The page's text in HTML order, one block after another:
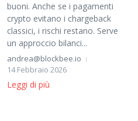
buoni. Anche se i pagamenti
crypto evitano i chargeback
classici, i rischi restano. Serve
un approccio bilanci...
andrea@blockbee.io
14 Febbraio 2026
Leggi di più